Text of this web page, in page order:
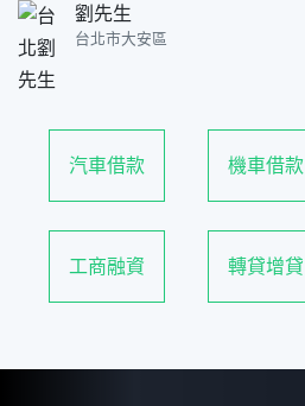
劉先生
台北市大安區
汽車借款 機車借款
工商融資 轉貸增貸